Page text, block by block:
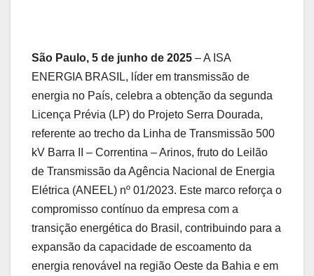
São Paulo, 5 de junho de 2025 – A ISA
ENERGIA BRASIL, líder em transmissão de
energia no País, celebra a obtenção da segunda
Licença Prévia (LP) do Projeto Serra Dourada,
referente ao trecho da Linha de Transmissão 500
kV Barra II – Correntina – Arinos, fruto do Leilão
de Transmissão da Agência Nacional de Energia
Elétrica (ANEEL) nº 01/2023. Este marco reforça o
compromisso contínuo da empresa com a
transição energética do Brasil, contribuindo para a
expansão da capacidade de escoamento da
energia renovável na região Oeste da Bahia e em